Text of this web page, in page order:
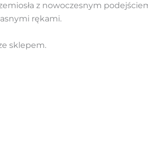
z nowoczesnym
rękami.
sklepem.